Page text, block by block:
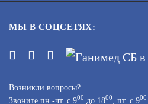
МЫ В СОЦСЕТЯХ:
Возникли вопросы?
Звоните пн.-чт. с 900 до 1800 , пт. с 900